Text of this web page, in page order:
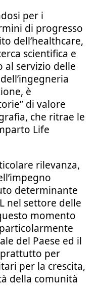
per i
di progresso
dell’healthcare,
scientifica e
al servizio delle
è
di valore
che ritrae le
Life
rilevanza,
determinante
nel settore delle
momento
del Paese ed il
per
per la crescita,
della comunità